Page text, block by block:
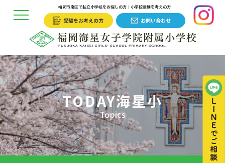
福岡市南区で私立小学校をお探しの方｜小学校受験を考えの方
受験をお考えの方 お問い合わせ
TODAY海星小
Topics